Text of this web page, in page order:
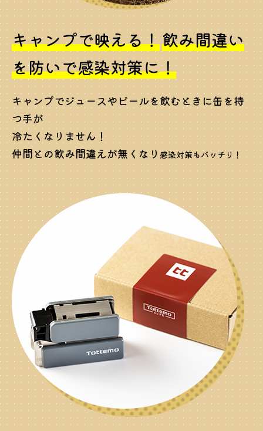
キャンプで映える！飲み間違い
を防いで感染対策に！
キャンプでジュースやビールを飲むときに缶を持
つ手が
冷たくなりません！
仲間との飲み間違えが無くなり 感染対策もバッチリ！